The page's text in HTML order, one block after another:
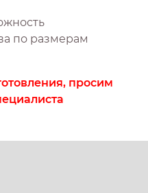
по размерам
просим